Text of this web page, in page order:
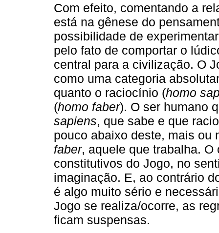
Com efeito, comentando a
está na gênese do
possibilidade de
pelo fato de comportar o
central para a civilização. O
como uma categoria
quanto o raciocínio (homo
(homo faber). O ser humano
sapiens, que sabe e que
pouco abaixo deste, mais
faber, aquele que trabalha.
constitutivos do Jogo, no
imaginação. E, ao contrário
é algo muito sério e
Jogo se realiza/ocorre, as
ficam suspensas.